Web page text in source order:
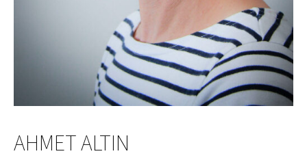
AHMET ALTIN